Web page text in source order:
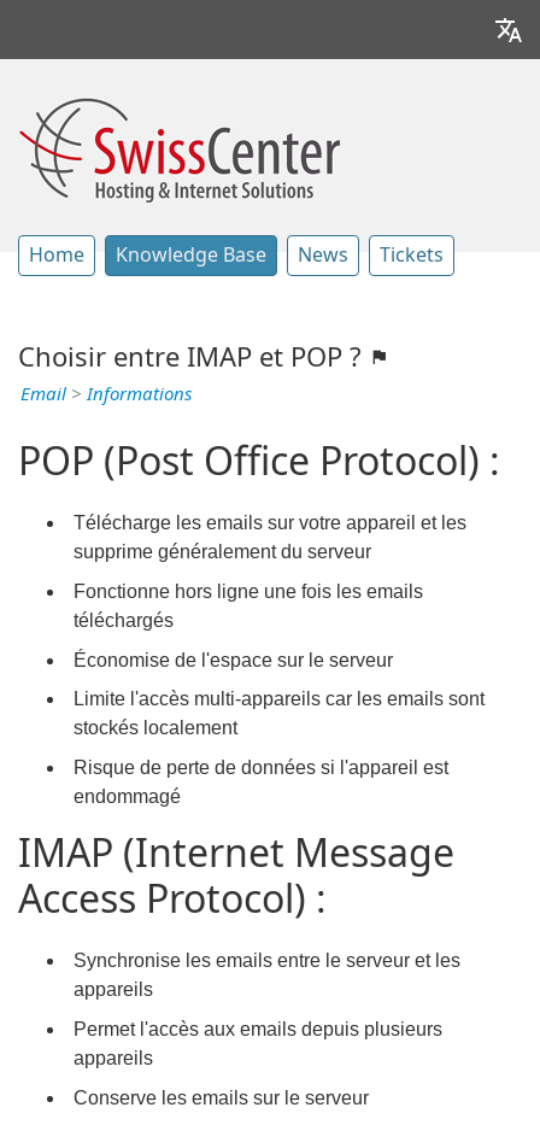
Home Knowledge Base News Tickets
Choisir entre IMAP et POP ?
Email >Informations
POP (Post Office Protocol) :
Télécharge les emails sur votre appareil et les
supprime généralement du serveur
Fonctionne hors ligne une fois les emails
téléchargés
Économise de l'espace sur le serveur
Limite l'accès multi-appareils car les emails sont
stockés localement
Risque de perte de données si l'appareil est
endommagé
IMAP (Internet Message
Access Protocol) :
Synchronise les emails entre le serveur et les
appareils
Permet l'accès aux emails depuis plusieurs
appareils
Conserve les emails sur le serveur